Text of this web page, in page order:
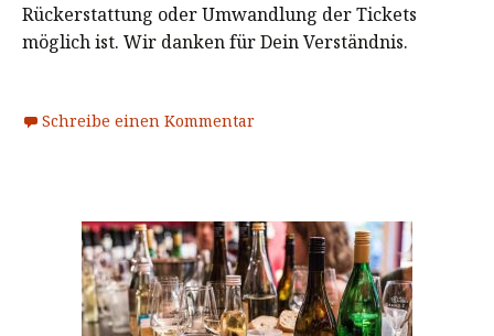
Rückerstattung oder Umwandlung der Tickets
möglich ist. Wir danken für Dein Verständnis.
Schreibe einen Kommentar